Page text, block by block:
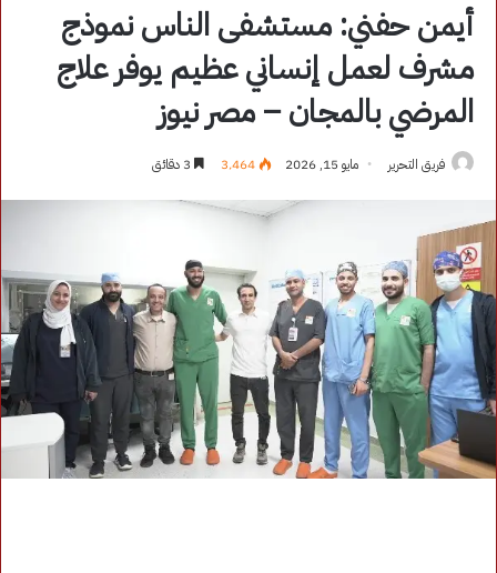
أيمن حفني: مستشفى الناس نموذج
مشرف لعمل إنساني عظيم يوفر علاج
المرضي بالمجان – مصر نيوز
فريق التحرير مايو 15, 2026 3٬464